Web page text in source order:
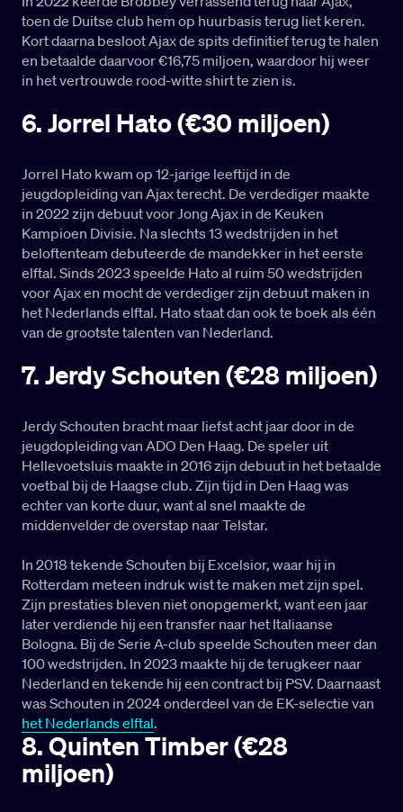
toen de Duitse club hem op huurbasis terug liet keren.
Kort daarna besloot Ajax de spits definitief terug te halen
en betaalde daarvoor €16,75 miljoen, waardoor hij weer
in het vertrouwde rood-witte shirt te zien is.
6. Jorrel Hato (€30 miljoen)
Jorrel Hato kwam op 12-jarige leeftijd in de
jeugdopleiding van Ajax terecht. De verdediger maakte
in 2022 zijn debuut voor Jong Ajax in de Keuken
Kampioen Divisie. Na slechts 13 wedstrijden in het
beloftenteam debuteerde de mandekker in het eerste
elftal. Sinds 2023 speelde Hato al ruim 50 wedstrijden
voor Ajax en mocht de verdediger zijn debuut maken in
het Nederlands elftal. Hato staat dan ook te boek als één
van de grootste talenten van Nederland.
7. Jerdy Schouten (€28 miljoen)
Jerdy Schouten bracht maar liefst acht jaar door in de
jeugdopleiding van ADO Den Haag. De speler uit
Hellevoetsluis maakte in 2016 zijn debuut in het betaalde
voetbal bij de Haagse club. Zijn tijd in Den Haag was
echter van korte duur, want al snel maakte de
middenvelder de overstap naar Telstar.
In 2018 tekende Schouten bij Excelsior, waar hij in
Rotterdam meteen indruk wist te maken met zijn spel.
Zijn prestaties bleven niet onopgemerkt, want een jaar
later verdiende hij een transfer naar het Italiaanse
Bologna. Bij de Serie A-club speelde Schouten meer dan
100 wedstrijden. In 2023 maakte hij de terugkeer naar
Nederland en tekende hij een contract bij PSV. Daarnaast
was Schouten in 2024 onderdeel van de EK-selectie van
het Nederlands elftal.
8. Quinten Timber (€28
miljoen)